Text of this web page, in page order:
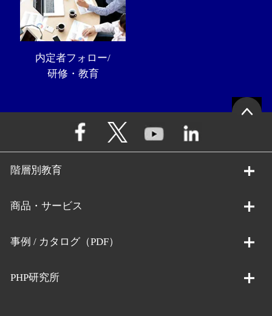
内定者フォロー/
研修・教育
階層別教育
商品・サービス
事例 / カタログ（PDF）
PHP研究所